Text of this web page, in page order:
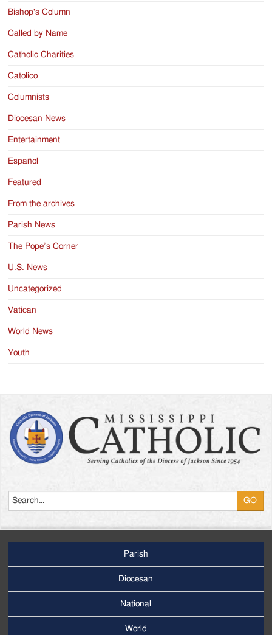
Bishop's Column
Called by Name
Catholic Charities
Catolico
Columnists
Diocesan News
Entertainment
Español
Featured
From the archives
Parish News
The Pope’s Corner
U.S. News
Uncategorized
Vatican
World News
Youth
Menu
Parish
Diocesan
National
World